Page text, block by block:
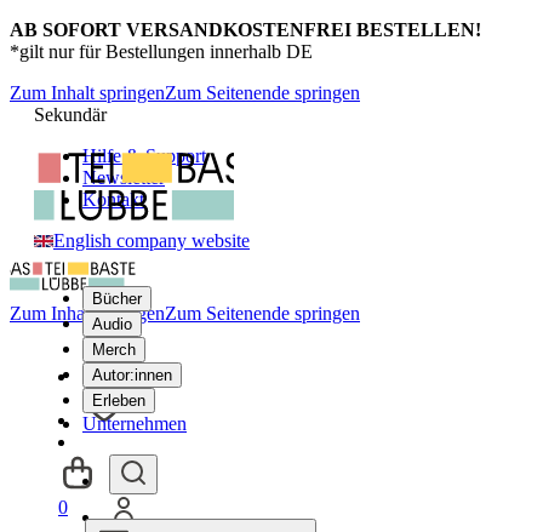
AB SOFORT VERSANDKOSTENFREI BESTELLEN!
*gilt nur für Bestellungen innerhalb DE
Zum Inhalt springenZum Seitenende springen
Sekundär
Hilfe & Support
Newsletter
Kontakt
English company website
Bücher
Audio
Merch
Autor:innen
Erleben
Unternehmen
Zum Inhalt springenZum Seitenende springen
0